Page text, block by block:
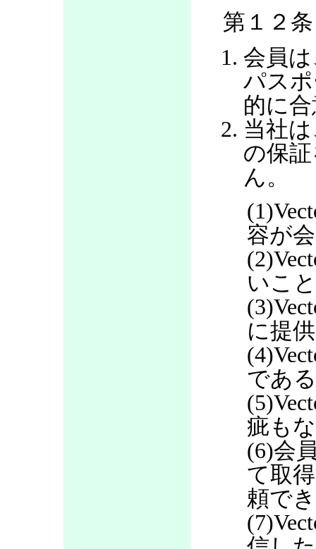
第１２
会員
パス
的に
当社
の保
ん。
容が
いこと
に提
であ
疵も
(6)会
て取
頼で